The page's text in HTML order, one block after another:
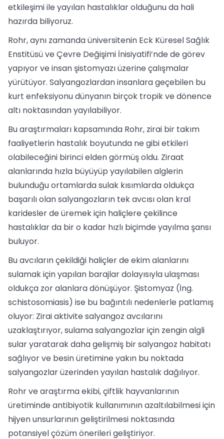
etkileşimi ile yayılan hastalıklar olduğunu da hali
hazırda biliyoruz.
Rohr, aynı zamanda üniversitenin Eck Küresel Sağlık
Enstitüsü ve Çevre Değişimi İnisiyatifi’nde de görev
yapıyor ve insan şistomyazı üzerine çalışmalar
yürütüyor. Salyangozlardan insanlara geçebilen bu
kurt enfeksiyonu dünyanın birçok tropik ve dönence
altı noktasından yayılabiliyor.
Bu araştırmaları kapsamında Rohr, zirai bir takım
faaliyetlerin hastalık boyutunda ne gibi etkileri
olabileceğini birinci elden görmüş oldu. Ziraat
alanlarında hızla büyüyüp yayılabilen alglerin
bulunduğu ortamlarda sulak kısımlarda oldukça
başarılı olan salyangozların tek avcısı olan kral
karidesler de üremek için haliçlere çekilince
hastalıklar da bir o kadar hızlı biçimde yayılma şansı
buluyor.
Bu avcıların çekildiği haliçler de ekim alanlarını
sulamak için yapılan barajlar dolayısıyla ulaşması
oldukça zor alanlara dönüşüyor. Şistomyaz (İng.
schistosomiasis) ise bu bağıntılı nedenlerle patlamış
oluyor: Zirai aktivite salyangoz avcılarını
uzaklaştırıyor, sulama salyangozlar için zengin algli
sular yaratarak daha gelişmiş bir salyangoz habitatı
sağlıyor ve besin üretimine yakın bu noktada
salyangozlar üzerinden yayılan hastalık dağılıyor.
Rohr ve araştırma ekibi, çiftlik hayvanlarının
üretiminde antibiyotik kullanımının azaltılabilmesi için
hijyen unsurlarının geliştirilmesi noktasında
potansiyel çözüm önerileri geliştiriyor.